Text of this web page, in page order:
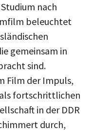
nach
beleuchtet
gemeinsam in
sind.
Film der Impuls,
fortschrittlichen
in der DDR
durch,